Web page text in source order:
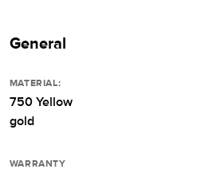
General
MATERIAL:
750 Yellow
gold
WARRANTY